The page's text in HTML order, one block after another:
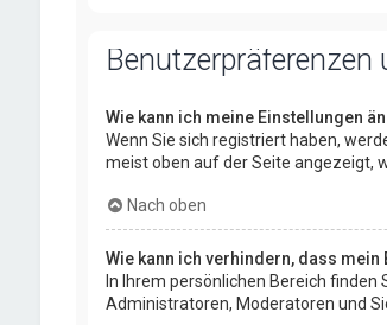
Benutzerpräferenzen
Wie kann ich meine Einstellungen
Wenn Sie sich registriert haben,
meist oben auf der Seite angezeigt,
Nach oben
Wie kann ich verhindern, dass
In Ihrem persönlichen Bereich finden
Administratoren, Moderatoren und